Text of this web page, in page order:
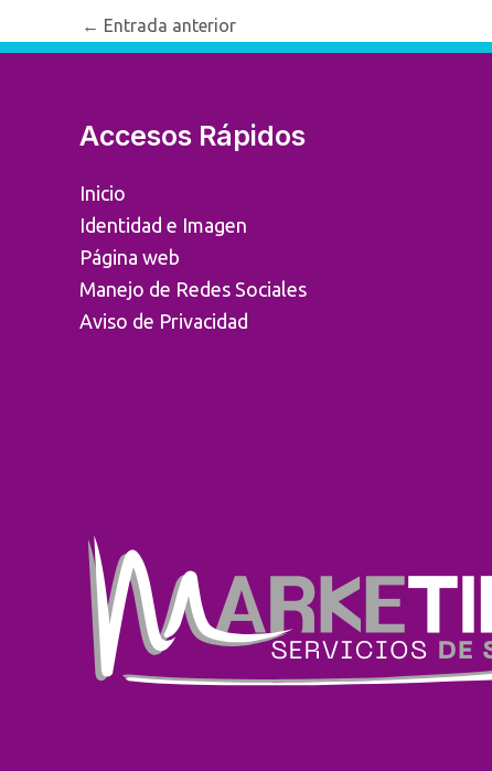
Navegación
de
← Entrada anterior
Accesos Rápidos
Inicio
Identidad e Imagen
Página web
Manejo de Redes Sociales
Aviso de Privacidad